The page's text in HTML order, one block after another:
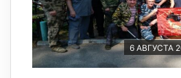
6 АВГУСТА